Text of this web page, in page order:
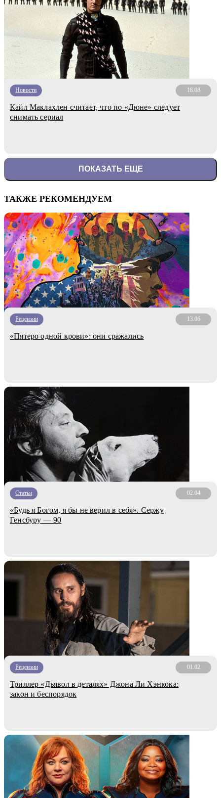
Новости 18.08
Кайл Маклахлен считает, что по «Дюне» следует
снимать сериал
ПОКАЗАТЬ ЕЩЕ
ТАКЖЕ РЕКОМЕНДУЕМ
Рецензии 13.06
«Пятеро одной крови»: они сражались
Статьи 02.04
«Будь я Богом, я бы не верил в себя». Сержу
Генсбуру — 90
Рецензии 01.02
Триллер «Дьявол в деталях» Джона Ли Хэнкока:
закон и беспорядок